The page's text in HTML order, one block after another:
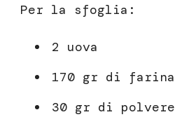
Per la sfoglia:
2 uova
170 gr di
30 gr di